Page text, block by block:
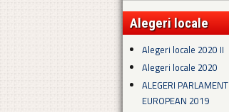
Alegeri locale
Alegeri locale 2020 II
Alegeri locale 2020
ALEGERI PARLAMENT
EUROPEAN 2019